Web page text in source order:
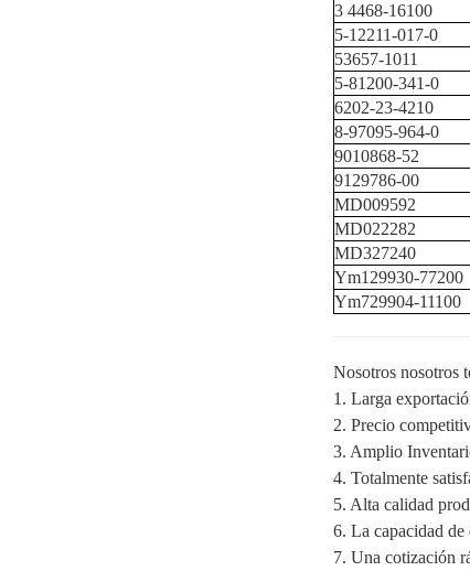
3 4468-16100
5-12211-017-0
53657-1011
5-81200-341-0
6202-23-4210
8-97095-964-0
9010868-52
9129786-00
MD009592
MD022282
MD327240
Ym129930-77200
Ym729904-11100
Nosotros nosotros
1. Larga
2. Precio
3. Amplio
4. Totalmente
5. Alta calidad
6. La capacidad
7. Una cotización